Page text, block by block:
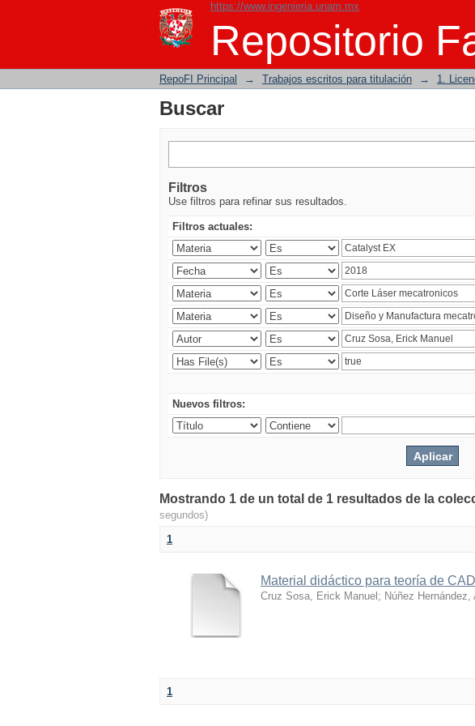
https://www.ingenieria.unam.mx
Repositorio
Buscar
RepoFI Principal → Trabajos escritos para titulación → 1.
Buscar
Filtros
Use filtros para refinar sus resultados.
Filtros actuales:
Nuevos filtros:
Mostrando 1 de un total de 1 resultados de la
segundos)
1
Material didáctico para teoría de
Cruz Sosa, Erick Manuel ; Núñez
1